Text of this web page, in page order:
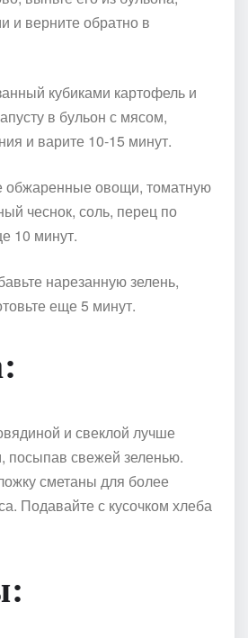
и верните обратно в
кубиками картофель и
в бульон с мясом,
и варите 10-15 минут.
обжаренные овощи, томатную
чеснок, соль, перец по
10 минут.
нарезанную зелень,
еще 5 минут.
и свеклой лучше
посыпав свежей зеленью.
сметаны для более
Подавайте с кусочком хлеба